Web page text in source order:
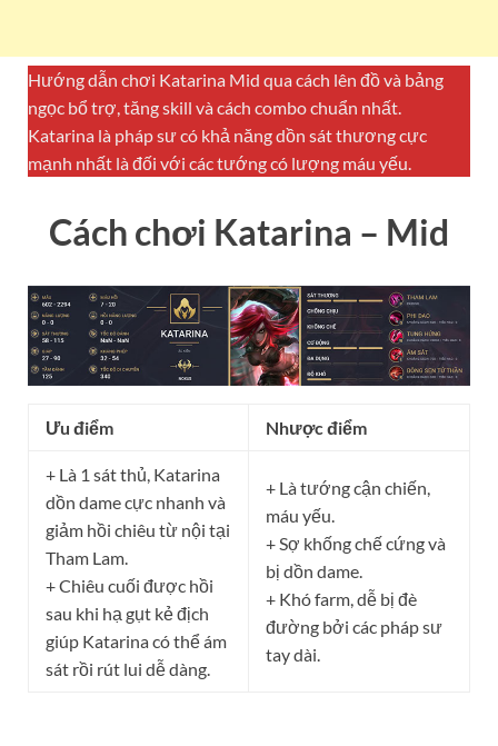
Hướng dẫn chơi Katarina Mid qua cách lên đồ và bảng
ngọc bổ trợ, tăng skill và cách combo chuẩn nhất.
Katarina là pháp sư có khả năng dồn sát thương cực
mạnh nhất là đối với các tướng có lượng máu yếu.
Cách chơi Katarina – Mid
Ưu điểm Nhược điểm
+ Là 1 sát thủ, Katarina
dồn dame cực nhanh và
giảm hồi chiêu từ nội tại
Tham Lam.
+ Chiêu cuối được hồi
sau khi hạ gụt kẻ địch
giúp Katarina có thể ám
sát rồi rút lui dễ dàng.
+ Là tướng cận chiến,
máu yếu.
+ Sợ khống chế cứng và
bị dồn dame.
+ Khó farm, dễ bị đè
đường bởi các pháp sư
tay dài.